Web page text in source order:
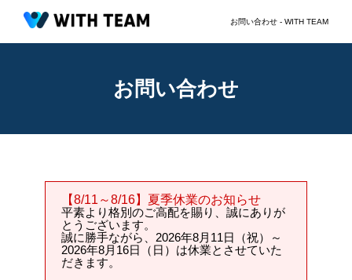
お問い合わせ - WITH TEAM
お問い合わせ
【8/11～8/16】夏季休業のお知らせ
平素より格別のご高配を賜り、誠にありが
とうございます。
誠に勝手ながら、 2026年8月11日（祝）～
2026年8月16日（日）は休業とさせていた
だきます。